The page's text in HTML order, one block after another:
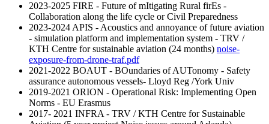
2023-2025 FIRE - Future of mItigating Rural firEs -
Collaboration along the life cycle or Civil Preparedness
2023-2024 APIS - Acoustics and annoyance of future aviation
- simulation platform and implementation system - TRV /
KTH Centre for sustainable aviation (24 months) noise-
exposure-from-drone-traf.pdf
2021-2022 BOAUT - BOundaries of AUTonomy - Safety
assurance autonomous vessels- Lloyd Reg /York Univ
2019-2021 ORION - Operational Risk: Implementing Open
Norms - EU Erasmus
2017- 2021 INFRA - TRV / KTH Centre for Sustainable